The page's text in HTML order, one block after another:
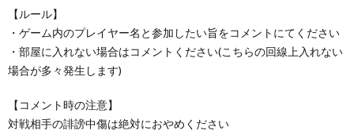
【ルール】
・ゲーム内のプレイヤー名と参加したい旨をコメントにてください
・部屋に入れない場合はコメントください(こちらの回線上入れない
場合が多々発生します)
【コメント時の注意】
対戦相手の誹謗中傷は絶対におやめください